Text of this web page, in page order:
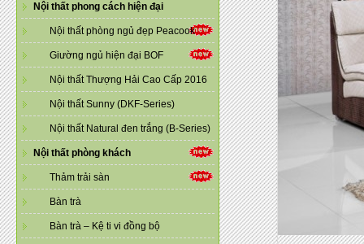
Nội thất phong cách hiện đại
Nội thất phòng ngủ đẹp Peacook
Giường ngủ hiện đại BOF
Nội thất Thượng Hải Cao Cấp 2016
Nội thất Sunny (DKF-Series)
Nội thất Natural đen trắng (B-Series)
Nội thất phòng khách
Thảm trải sàn
Bàn trà
Bàn trà – Kệ ti vi đồng bộ